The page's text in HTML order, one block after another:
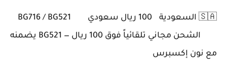
🇸🇦 السعودية 100 ريال سعودي
BG716 / BG521
الشحن مجاني تلقائياً فوق 100 ريال — BG521 يضمنه
مع نون إكسبرس